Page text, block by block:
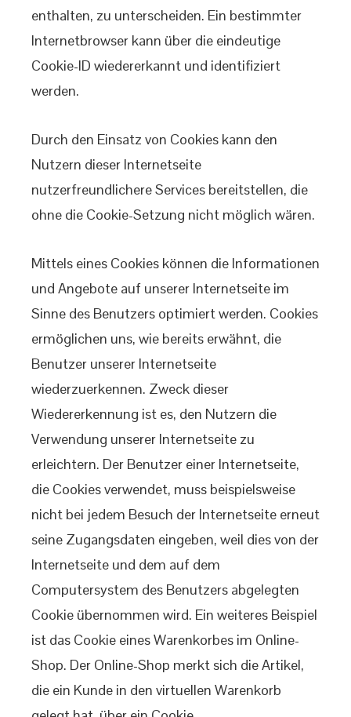
enthalten, zu unterscheiden. Ein bestimmter
Internetbrowser kann über die eindeutige
Cookie-ID wiedererkannt und identifiziert
werden.
Durch den Einsatz von Cookies kann den
Nutzern dieser Internetseite
nutzerfreundlichere Services bereitstellen, die
ohne die Cookie-Setzung nicht möglich wären.
Mittels eines Cookies können die Informationen
und Angebote auf unserer Internetseite im
Sinne des Benutzers optimiert werden. Cookies
ermöglichen uns, wie bereits erwähnt, die
Benutzer unserer Internetseite
wiederzuerkennen. Zweck dieser
Wiedererkennung ist es, den Nutzern die
Verwendung unserer Internetseite zu
erleichtern. Der Benutzer einer Internetseite,
die Cookies verwendet, muss beispielsweise
nicht bei jedem Besuch der Internetseite erneut
seine Zugangsdaten eingeben, weil dies von der
Internetseite und dem auf dem
Computersystem des Benutzers abgelegten
Cookie übernommen wird. Ein weiteres Beispiel
ist das Cookie eines Warenkorbes im Online-
Shop. Der Online-Shop merkt sich die Artikel,
die ein Kunde in den virtuellen Warenkorb